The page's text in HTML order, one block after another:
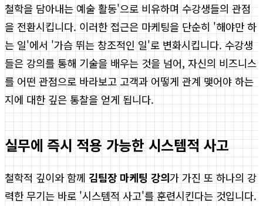
철학을 담아내는 예술 활동'으로 비유하며 수강생들의 관점
을 전환시킵니다. 이러한 접근은 마케팅을 단순히 '해야만 하
는 일'에서 '가슴 뛰는 창조적인 일'로 변화시킵니다. 수강생
들은 강의를 통해 기술을 배우는 것을 넘어, 자신의 비즈니스
를 어떤 관점으로 바라보고 고객과 어떻게 관계 맺어야 하는
지에 대한 깊은 통찰을 얻게 됩니다.
실무에 즉시 적용 가능한 시스템적 사고
철학적 깊이와 함께 김팀장 마케팅 강의가 가진 또 하나의 강
력한 무기는 바로 '시스템적 사고'를 훈련시킨다는 것입니다.